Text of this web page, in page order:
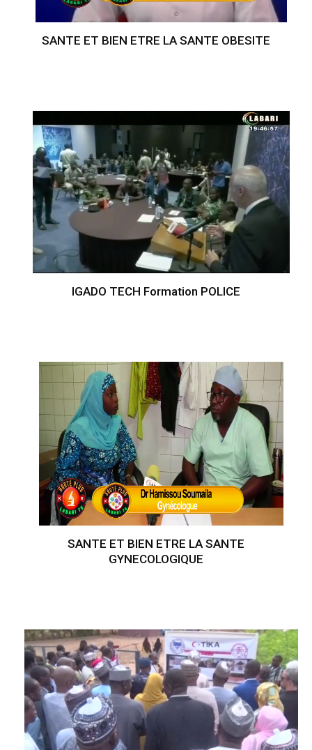
SANTE ET BIEN ETRE LA SANTE OBESITE
IGADO TECH Formation POLICE
SANTE ET BIEN ETRE LA SANTE
GYNECOLOGIQUE